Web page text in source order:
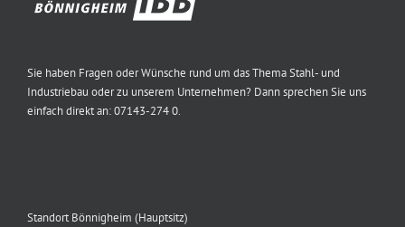
Sie haben Fragen oder Wünsche rund um das Thema Stahl- und
Industriebau oder zu unserem Unternehmen? Dann sprechen Sie uns
einfach direkt an: 07143-274 0.
Standort Bönnigheim (Hauptsitz)